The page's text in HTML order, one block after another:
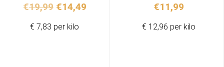
€19,99 Ursprünglicher
war:
€14,49Aktueller
€ 7,83 per kilo
€11,99
€ 12,96 per kilo